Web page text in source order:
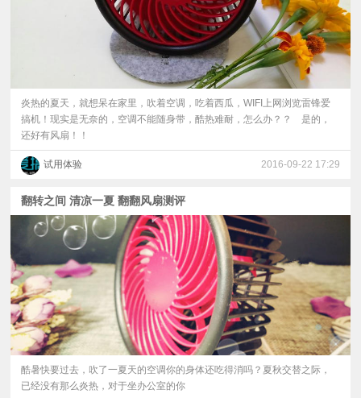
炎热的夏天，就想呆在家里，吹着空调，吃着西瓜，WIFI上网浏览雷锋爱
搞机！现实是无奈的，空调不能随身带，酷热难耐，怎么办？？ 是的，
还好有风扇！！
试用体验 2016-09-22 17:29
翻转之间 清凉一夏 翻翻风扇测评
酷暑快要过去，吹了一夏天的空调你的身体还吃得消吗？夏秋交替之际，
已经没有那么炎热，对于坐办公室的你